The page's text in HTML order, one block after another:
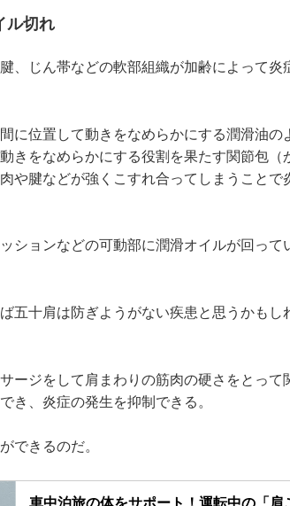
ル切れ
、じん帯などの軟部組織が加齢によって炎
に位置して動きをなめらかにする潤滑油の
きをなめらかにする役割を果たす関節包（
や腱などが強くこすれ合ってしまうことで
ションなどの可動部に潤滑オイルが回って
五十肩は防ぎようがない疾患と思うかもし
ージをして肩まわりの筋肉の硬さをとって
き、炎症の発生を抑制できる。
できるのだ。
車中泊旅の体をサポート！運転中の「肩